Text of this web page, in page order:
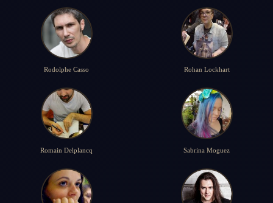
Rodolphe Casso Rohan Lockhart
Romain Delplancq Sabrina Moguez